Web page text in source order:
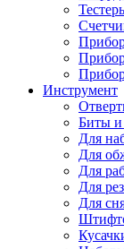
Инструмент
Биты и
Для
Для
Для
Для
Для